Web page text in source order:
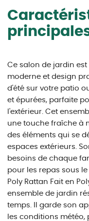
Ce salon de jardin
moderne et design
d'été sur votre patio
et épurées, parfaite
l'extérieur. Cet
une touche fraîche à
des éléments qui se
espaces extérieurs.
besoins de chaque
pour les repas sous
Poly Rattan Fait en
ensemble de jardin
temps. Il garde son
les conditions